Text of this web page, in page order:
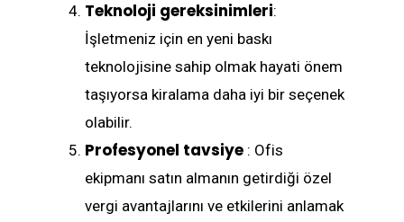
Teknoloji gereksinimleri:
İşletmeniz için en yeni baskı
teknolojisine sahip olmak hayati önem
taşıyorsa kiralama daha iyi bir seçenek
olabilir.
Profesyonel tavsiye : Ofis
ekipmanı satın almanın getirdiği özel
vergi avantajlarını ve etkilerini anlamak